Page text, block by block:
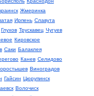
Жмеринка
Ирпень Славута
Глухов Трускавец Чугуев
Кировское
Саки Балаклея
Канев Селидово
Виноградов
Гайсин Цюрупинск
Волочиск